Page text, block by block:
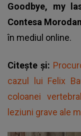
Goodbye, my
Contesa
în mediul online.
Citește și:
cazul lui Felix
coloanei
leziuni grave ale